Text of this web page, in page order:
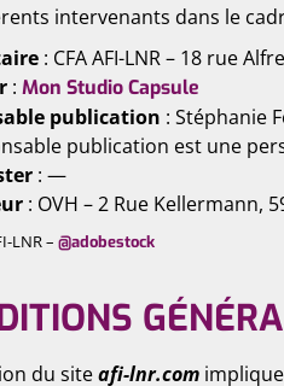
intervenants dans le
: CFA AFI-LNR – 18 rue
: Mon Studio Capsule
publication : Stéphanie
publication est une
: —
: OVH – 2 Rue Kellermann,
LNR – @adobestock
du siteafi-lnr.com